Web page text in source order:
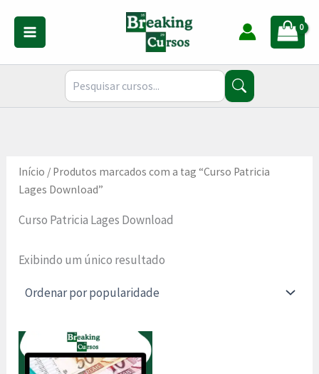
conteúdo
Início / Produtos marcados com a tag “Curso Patricia
Lages Download”
Curso Patricia Lages Download
Exibindo um único resultado